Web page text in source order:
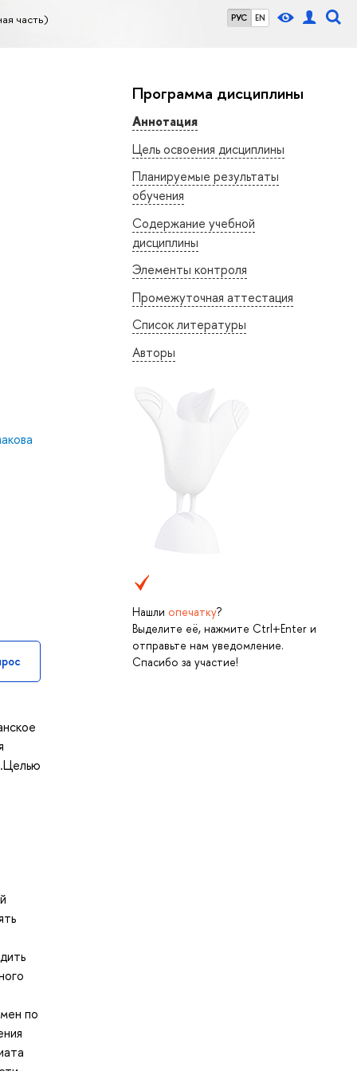
РУС EN
часть)
Программа дисциплины
Аннотация
Цель освоения дисциплины
Планируемые результаты
обучения
Содержание учебной
дисциплины
Элементы контроля
Промежуточная аттестация
Список литературы
Авторы
Нашли опечатку?
Выделите её, нажмите Ctrl+Enter и
отправьте нам уведомление.
Спасибо за участие!
по